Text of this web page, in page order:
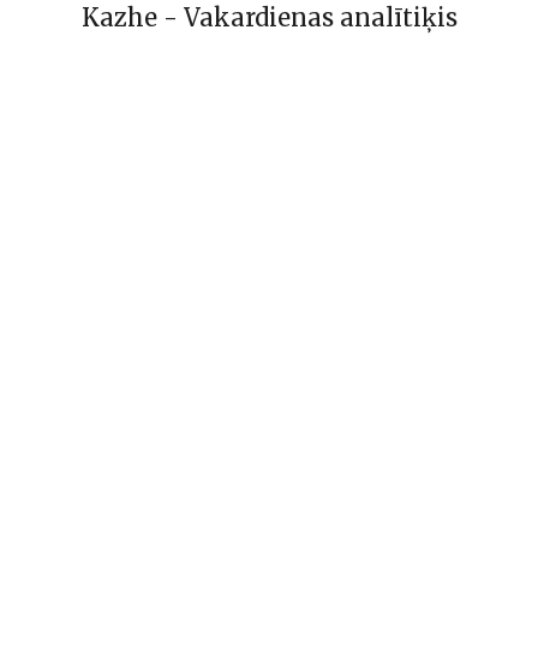
Kazhe - Vakardienas analītiķis